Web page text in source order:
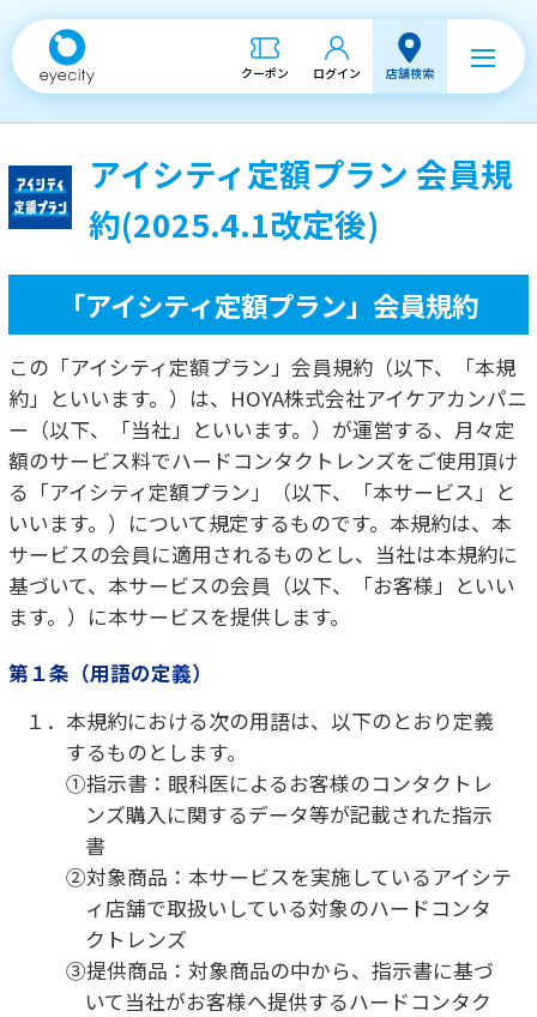
クーポン ログイン 店舗検索
アイシティ定額プラン 会員規
約(2025.4.1改定後)
「アイシティ定額プラン」会員規約
ー（以下、「当社」といいます。）が運営する、月々定
いいます。）について規定するものです。本規約は、本
サービスの会員に適用されるものとし、当社は本規約に
基づいて、本サービスの会員（以下、「お客様」といい
ます。）に本サービスを提供します。
第１条（用語の定義）
１．本規約における次の用語は、以下のとおり定義
するものとします。
①指示書：眼科医によるお客様のコンタクトレ
ンズ購入に関するデータ等が記載された指示
書
②対象商品：本サービスを実施しているアイシテ
クトレンズ
いて当社がお客様へ提供するハードコンタク
④対象店舗：本サービスを実施しているアイシテ
ィ店舗
⑤定額利用サービス：提供商品を第５条で定め
るサービス利用料金にて利用できるサービス
⑥利用明細書：本サービス入会時にお客様へお
渡しする月額料金を記載した明細書
⑦会員（お客様）：この規約を承認し、当社に
対して本サービスへの入会申し込みを行い、
当社が入会を承認した方（法人及び団体等は
含みません。）
⑧入会日：当社とお客様との間で入会契約が成
立した日